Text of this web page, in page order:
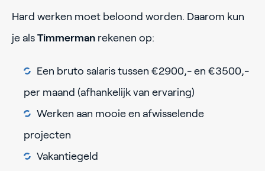
Hard werken moet beloond worden. Daarom kun
je als Timmerman rekenen op:
Een bruto salaris tussen €2900,- en €3500,-
per maand (afhankelijk van ervaring)
Werken aan mooie en afwisselende
projecten
Vakantiegeld